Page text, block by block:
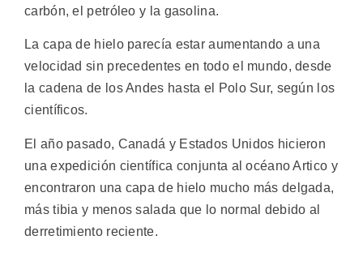
carbón, el petróleo y la gasolina.
La capa de hielo parecía estar aumentando a una
velocidad sin precedentes en todo el mundo, desde
la cadena de los Andes hasta el Polo Sur, según los
científicos.
El año pasado, Canadá y Estados Unidos hicieron
una expedición científica conjunta al océano Artico y
encontraron una capa de hielo mucho más delgada,
más tibia y menos salada que lo normal debido al
derretimiento reciente.